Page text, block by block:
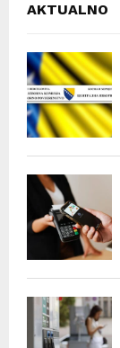
AKTUALNO